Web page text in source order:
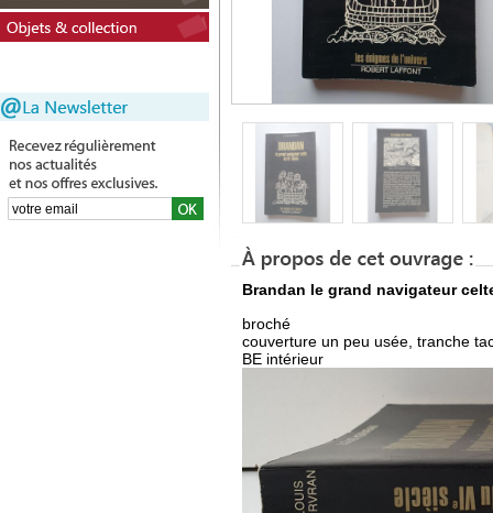
Brandan le grand navigateur
broché
couverture un peu usée, tranche
BE intérieur